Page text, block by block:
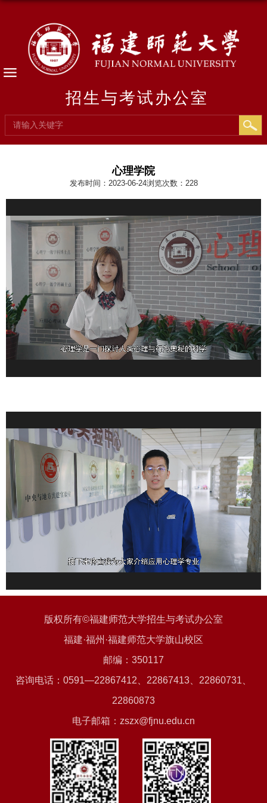
招生与考试办公室
心理学院
发布时间：2023-06-24浏览次数： 228
版权所有©福建师范大学招生与考试办公室
福建·福州·福建师范大学旗山校区
邮编：350117
咨询电话：0591—22867412、22867413、22860731、
22860873
电子邮箱：zszx@fjnu.edu.cn